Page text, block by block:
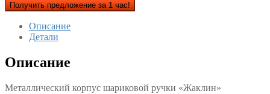
Получить предложение за 1 час!
Описание
Детали
Описание
Металлический корпус шариковой ручки «Жаклин»